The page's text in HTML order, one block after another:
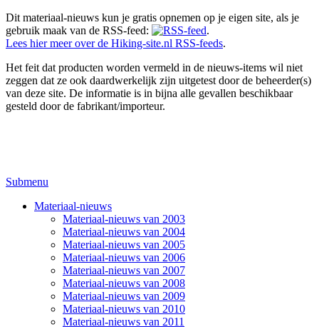
Dit materiaal-nieuws kun je gratis opnemen op je eigen site, als je
gebruik maak van de RSS-feed:
.
Lees hier meer over de Hiking-site.nl RSS-feeds.
Het feit dat producten worden vermeld in de nieuws-items wil niet
zeggen dat ze ook daardwerkelijk zijn uitgetest door de beheerder(s)
van deze site. De informatie is in bijna alle gevallen beschikbaar
gesteld door de fabrikant/importeur.
Submenu
Materiaal-nieuws
Materiaal-nieuws van 2003
Materiaal-nieuws van 2004
Materiaal-nieuws van 2005
Materiaal-nieuws van 2006
Materiaal-nieuws van 2007
Materiaal-nieuws van 2008
Materiaal-nieuws van 2009
Materiaal-nieuws van 2010
Materiaal-nieuws van 2011